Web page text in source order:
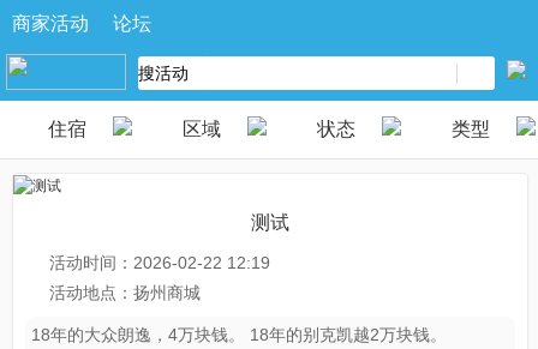
商家活动 论坛
住宿 区域 状态 类型
测试
活动时间：2026-02-22 12:19
活动地点：扬州商城
18年的大众朗逸，4万块钱。 18年的别克凯越2万块钱。